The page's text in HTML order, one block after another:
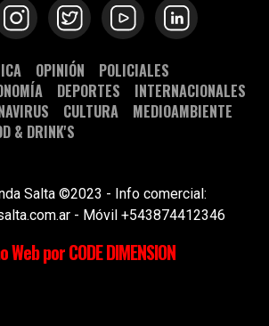
OPINIÓN
POLICIALES
DEPORTES
INTERNACIONALES
CULTURA
MEDIOAMBIENTE
& DRINK'S
Salta ©2023 - Info comercial:
- Móvil +543874412346
Web por CODE DIMENSION